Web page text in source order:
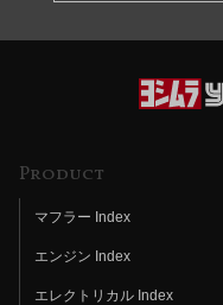
Product
マフラー Index
エンジン Index
エレクトリカル Index